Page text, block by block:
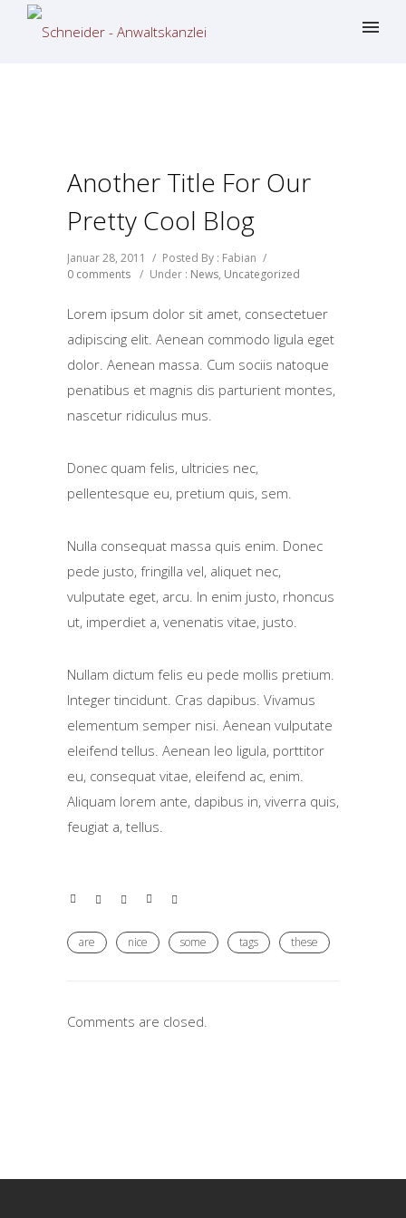
Another Title For Our
Pretty Cool Blog
Januar 28, 2011 / Posted By : Fabian /
0 comments / Under : News, Uncategorized
Lorem ipsum dolor sit amet, consectetuer
adipiscing elit. Aenean commodo ligula eget
dolor. Aenean massa. Cum sociis natoque
penatibus et magnis dis parturient montes,
nascetur ridiculus mus.
Donec quam felis, ultricies nec,
pellentesque eu, pretium quis, sem.
Nulla consequat massa quis enim. Donec
pede justo, fringilla vel, aliquet nec,
vulputate eget, arcu. In enim justo, rhoncus
ut, imperdiet a, venenatis vitae, justo.
Nullam dictum felis eu pede mollis pretium.
Integer tincidunt. Cras dapibus. Vivamus
elementum semper nisi. Aenean vulputate
eleifend tellus. Aenean leo ligula, porttitor
eu, consequat vitae, eleifend ac, enim.
Aliquam lorem ante, dapibus in, viverra quis,
feugiat a, tellus.
are nice some tags these
Comments are closed.